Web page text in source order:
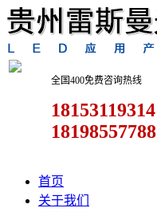
全国400免费咨询热线
18153119314
18198557788
首页
关于我们